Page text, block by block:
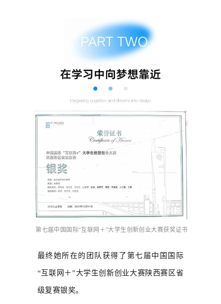
第七届中国国际“互联网＋”大学生创新创业大赛获奖证书
最终她所在的团队获得了第七届中国国际
“互联网＋”大学生创新创业大赛陕西赛区省
级复赛银奖。